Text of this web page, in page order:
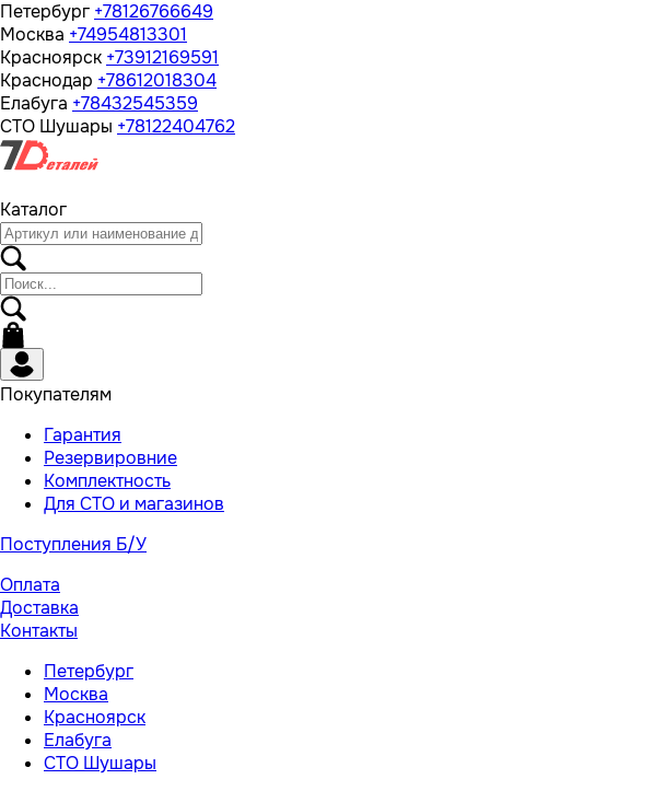
Петербург +78126766649
Москва +74954813301
Красноярск +73912169591
Краснодар +78612018304
Елабуга +78432545359
СТО Шушары +78122404762
Каталог
Покупателям
Гарантия
Резервировние
Комплектность
Для СТО и магазинов
Поступления Б/У
Оплата
Доставка
Контакты
Петербург
Москва
Красноярск
Елабуга
СТО Шушары